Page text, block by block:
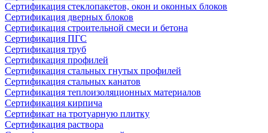
Сертификация стеклопакетов, окон и оконных блоков
Сертификация дверных блоков
Сертификация строительной смеси и бетона
Сертификация ПГС
Сертификация труб
Сертификация профилей
Сертификация стальных гнутых профилей
Сертификация стальных канатов
Сертификация теплоизоляционных материалов
Сертификация кирпича
Сертификат на тротуарную плитку
Сертификация раствора